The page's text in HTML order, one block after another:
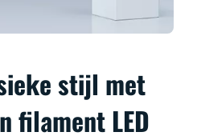
stijl met
filament LED